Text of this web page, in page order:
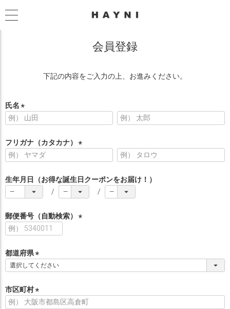
会員登録
下記の内容をご入力の上、お進みください。
氏名
須
)
フリガナ（カタカナ）
須
)
生年月日（お得な誕生日クーポンをお届け！）
郵便番号（自動検索）
)
都道府県
(
須
)
市区町村
(